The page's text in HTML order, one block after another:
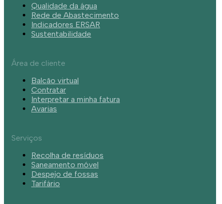
Qualidade da água
Rede de Abastecimento
Indicadores ERSAR
Sustentabilidade
Área de cliente
Balcão virtual
Contratar
Interpretar a minha fatura
Avarias
Serviços
Recolha de resíduos
Saneamento móvel
Despejo de fossas
Tarifário